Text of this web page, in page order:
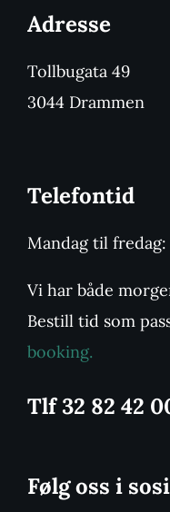
Adresse
Tollbugata 49
3044 Drammen
Telefontid
Mandag til fredag:
Vi har både
Bestill tid som
booking.
Tlf 32 82 42
Følg oss i